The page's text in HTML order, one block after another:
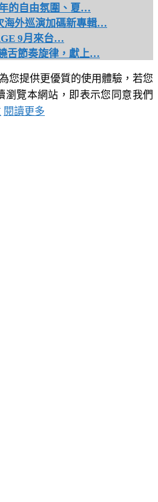
的自由氛圍、夏…
海外巡演加碼新專輯…
9月來台…
舌節奏旋律，獻上…
您提供更優質的使用體驗，若您
覽本網站，即表示您同意我們
閱讀更多